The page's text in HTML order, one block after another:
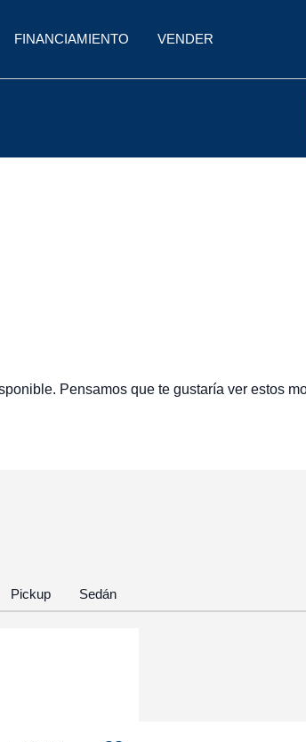
FINANCIAMIENTO VENDER
Pensamos que te gustaría ver estos
Pickup Sedán